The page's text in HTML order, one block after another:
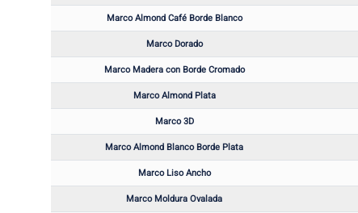
Marco Almond Café Borde Blanco
Marco Dorado
Marco Madera con Borde Cromado
Marco Almond Plata
Marco 3D
Marco Almond Blanco Borde Plata
Marco Liso Ancho
Marco Moldura Ovalada